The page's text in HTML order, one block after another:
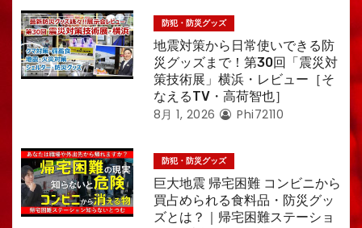
防犯・防災グッズ
地震対策から日常使いできる防
災グッズまで！第30回「震災対
策技術展」横浜・レビュー［そ
なえるTV・高荷智也］
8月 1, 2026 Phi72110
防犯・防災グッズ
巨大地震 帰宅困難 コンビニから
買占められる食料品・防災グッ
ズとは？｜帰宅困難ステーショ